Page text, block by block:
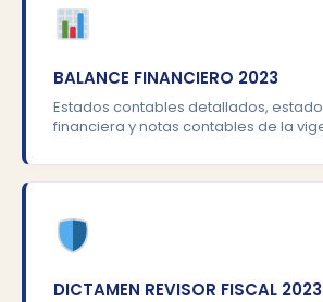
BALANCE FINANCIERO 2023
Estados contables detallados,
financiera y notas contables de la
DICTAMEN REVISOR FISCAL 2023